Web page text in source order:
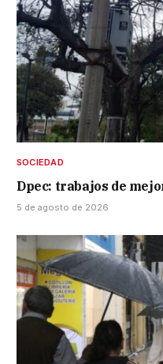
SOCIEDAD
Dpec: trabajos de
5 de agosto de 2026